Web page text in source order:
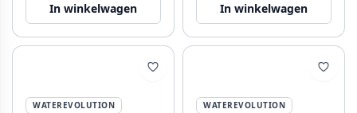
In winkelwagen In winkelwagen
WATEREVOLUTION WATEREVOLUTION